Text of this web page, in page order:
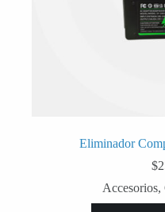
Eliminador
$
Accesorios,